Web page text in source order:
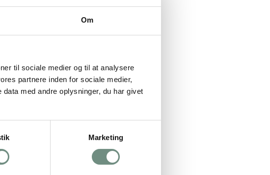
Om
til sociale medier og til at analysere
partnere inden for sociale medier,
med andre oplysninger, du har givet
Marketing